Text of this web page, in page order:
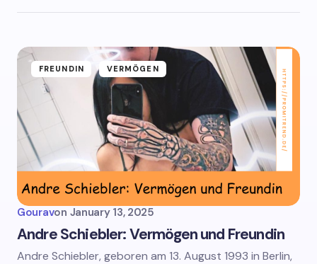
FREUNDIN VERMÖGEN
Gouravon January 13, 2025
Andre Schiebler: Vermögen und Freundin
Andre Schiebler, geboren am 13. August 1993 in Berlin,